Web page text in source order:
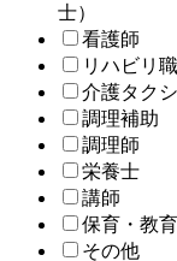
士）
看護師
リハビリ職
介護タク
調理補助
調理師
栄養士
講師
保育・教
その他